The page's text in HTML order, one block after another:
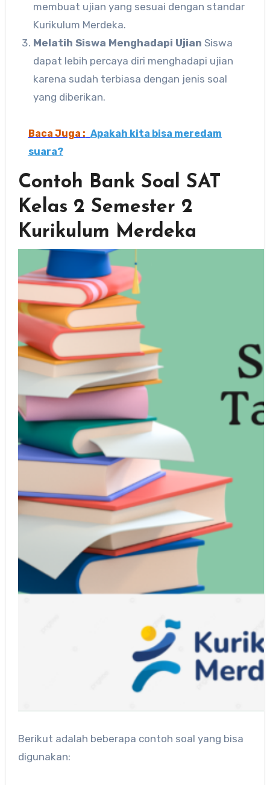
membuat ujian yang sesuai dengan standar
Kurikulum Merdeka.
Melatih Siswa Menghadapi Ujian Siswa
dapat lebih percaya diri menghadapi ujian
karena sudah terbiasa dengan jenis soal
yang diberikan.
Baca Juga : Apakah kita bisa meredam
suara?
Contoh Bank Soal SAT
Kelas 2 Semester 2
Kurikulum Merdeka
Berikut adalah beberapa contoh soal yang bisa
digunakan: